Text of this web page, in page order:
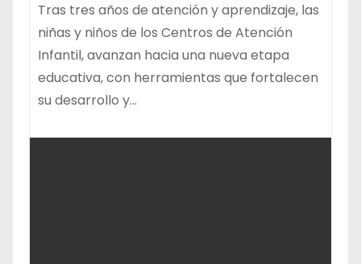
Tras tres años de atención y aprendizaje, las
niñas y niños de los Centros de Atención
Infantil, avanzan hacia una nueva etapa
educativa, con herramientas que fortalecen
su desarrollo y…